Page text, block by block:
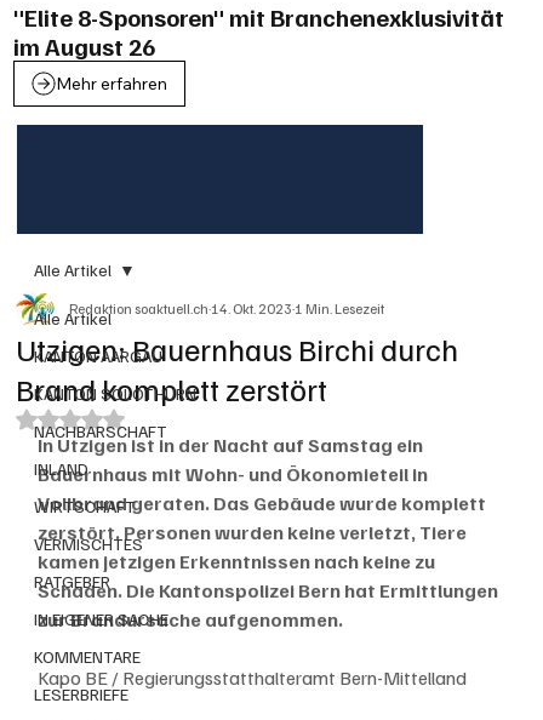
"Elite 8-Sponsoren" mit Branchenexklusivität
im August 26
Mehr erfahren
Alle Artikel
KANTON AARGAU
KANTON SOLOTHURN
NACHBARSCHAFT
INLAND
WIRTSCHAFT
VERMISCHTES
RATGEBER
IN EIGENER SACHE
KOMMENTARE
LESERBRIEFE
Alle Artikel
Utzigen: Bauernhaus Birchi durch
Brand komplett zerstört
Redaktion soaktuell.ch14. Okt. 20231 Min. Lesezeit
Mit NaN von 5 Sternen bewertet.
In Utzigen ist in der Nacht auf Samstag ein
Bauernhaus mit Wohn- und Ökonomieteil in
Vollbrand geraten. Das Gebäude wurde komplett
zerstört. Personen wurden keine verletzt, Tiere
kamen jetzigen Erkenntnissen nach keine zu
Schaden. Die Kantonspolizei Bern hat Ermittlungen
zur Brandursache aufgenommen.
Kapo BE / Regierungsstatthalteramt Bern-Mittelland